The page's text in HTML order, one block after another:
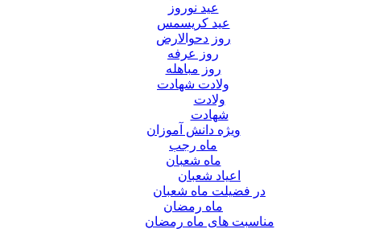
عید نوروز
عید کریسمس
روز دحوالارض
روز عرفه
روز مباهله
ولادت شهادت
ولادت
شهادت
ویژه دانش آموزان
ماه رجب
ماه شعبان
اعیاد شعبان
در فضیلت ماه شعبان
ماه رمضان
مناسبت های ماه رمضان